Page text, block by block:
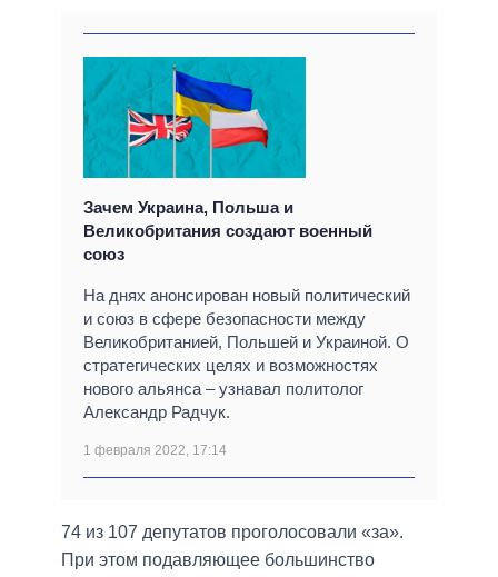
Зачем Украина, Польша и
Великобритания создают военный
союз
На днях анонсирован новый политический
и союз в сфере безопасности между
Великобританией, Польшей и Украиной. О
стратегических целях и возможностях
нового альянса ‒ узнавал политолог
Александр Радчук.
1 февраля 2022, 17:14
74 из 107 депутатов проголосовали «за».
При этом подавляющее большинство